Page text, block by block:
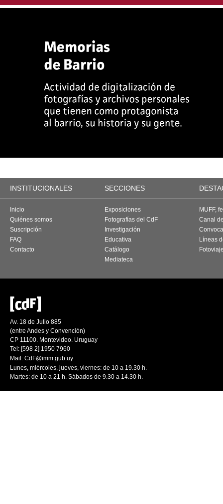
INSTITUCIONALES SECCIONES
Inicio
Quiénes somos
Suscripción
FAQ
Contacto
Exposiciones
Fotografías del CdF
Investigación
Educativa
Catálogo
Mediateca
MUFF,
Canal
Líneas
Av. 18 de Julio 885
(entre Andes y Convención)
CP 11100. Montevideo. Uruguay
Tel: [598 2] 1950 7960
Mail: CdF@imm.gub.uy
Lunes, miércoles, jueves, viernes: de 10 a 19.30 h.
Martes: de 10 a 21 h. Sábados de 9.30 a 14.30 h.